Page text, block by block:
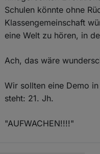
Schulen könnte ohne
Klassengemeinschaft
eine Welt zu hören, in
Ach, das wäre
Wir sollten eine Demo
steht: 21. Jh.
"AUFWACHEN!!!!"